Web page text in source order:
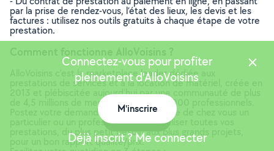
par la prise de rendez-vous, l’état des lieux, les devis et les
factures : utilisez nos outils gratuits à chaque étape de votre
prestation.
AlloVoisins c’est la marketplace leader dédiée aux
prestations de services et à la location de matériel, créée en
2013 et plébiscitée aujourd’hui par une communauté de plus
de 4,5 millions de membres, dont 300 000 professionnels.
Postez votre demande et trouvez proche de chez vous un
particulier ou un professionnel pour réaliser toutes vos
prestations, du plus petit besoin aux plus grands projets,
pour un bon rapport qualité/prix.
Connectez-vous pour profiter
pleinement d'AlloVoisins
M'inscrire
Déjà inscrit ? Me connecter